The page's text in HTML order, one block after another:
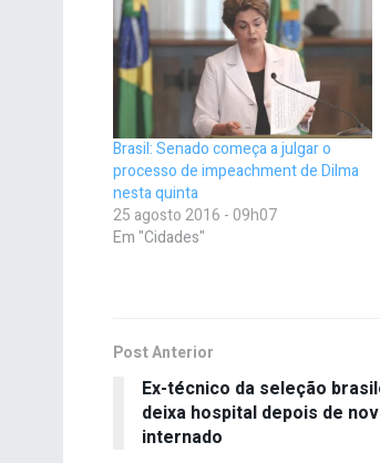
Brasil: Senado começa a julgar o
processo de impeachment de Dilma
nesta quinta
25 agosto 2016 - 09h07
Em "Cidades"
Post Anterior
Ex-técnico da seleção
deixa hospital depois de
internado